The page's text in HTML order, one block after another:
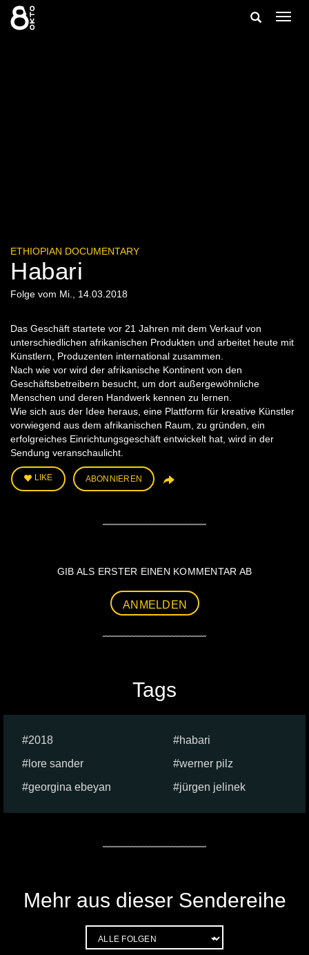
Zum
Inhalt
springen
Suche
ETHIOPIAN DOCUMENTARY
Habari
Folge vom Mi., 14.03.2018
Das Geschäft startete vor 21 Jahren mit dem Verkauf von
unterschiedlichen afrikanischen Produkten und arbeitet heute mit
Künstlern, Produzenten international zusammen.
Nach wie vor wird der afrikanische Kontinent von den
Geschäftsbetreibern besucht, um dort außergewöhnliche
Menschen und deren Handwerk kennen zu lernen.
Wie sich aus der Idee heraus, eine Plattform für kreative Künstler
vorwiegend aus dem afrikanischen Raum, zu gründen, ein
erfolgreiches Einrichtungsgeschäft entwickelt hat, wird in der
Sendung veranschaulicht.
LIKE ABONNIEREN
GIB ALS ERSTER EINEN KOMMENTAR AB
ANMELDEN
Tags
2018
habari
lore sander
werner pilz
georgina ebeyan
jürgen jelinek
Mehr aus dieser Sendereihe